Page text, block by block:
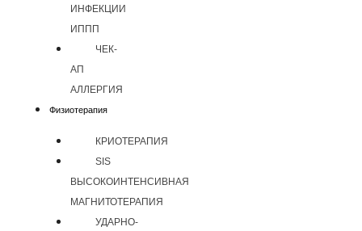
ИНФЕКЦИИ
ИППП
ЧЕК-
АП
АЛЛЕРГИЯ
Физиотерапия
КРИОТЕРАПИЯ
SIS
ВЫСОКОИНТЕНСИВНАЯ
МАГНИТОТЕРАПИЯ
УДАРНО-